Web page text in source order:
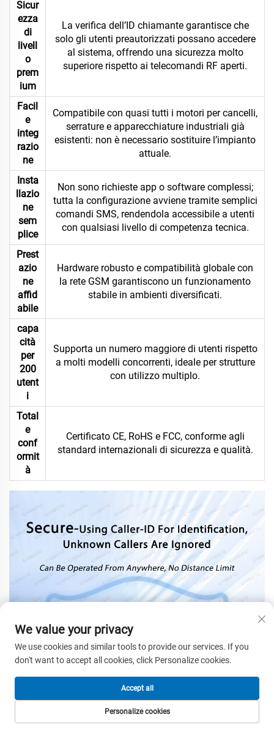
Sicur
ezza
di
livell
o
prem
ium
La verifica dell’ID chiamante garantisce che
solo gli utenti preautorizzati possano accedere
al sistema, offrendo una sicurezza molto
superiore rispetto ai telecomandi RF aperti.
Facil
e
integ
razio
ne
Compatibile con quasi tutti i motori per cancelli,
serrature e apparecchiature industriali già
esistenti: non è necessario sostituire l’impianto
attuale.
Insta
llazio
ne
sem
plice
Non sono richieste app o software complessi;
tutta la configurazione avviene tramite semplici
comandi SMS, rendendola accessibile a utenti
con qualsiasi livello di competenza tecnica.
Prest
azio
ne
affid
abile
Hardware robusto e compatibilità globale con
la rete GSM garantiscono un funzionamento
stabile in ambienti diversificati.
capa
cità
per
200
utent
i
Supporta un numero maggiore di utenti rispetto
a molti modelli concorrenti, ideale per strutture
con utilizzo multiplo.
Total
e
conf
ormit
à
Certificato CE, RoHS e FCC, conforme agli
standard internazionali di sicurezza e qualità.
We value your privacy
We use cookies and similar tools to provide our services. If you
don't want to accept all cookies, click Personalize cookies.
Personalize cookies
Accept all